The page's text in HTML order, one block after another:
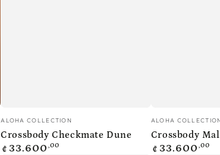
Checkmate
Dune
Vendedor:
ALOHA COLLECTION
Crossbody Checkmate Dune
Precio
₡ 33.600 ,00
Malu
Vendedor:
ALOHA
Crossbody
Precio
₡ 33.600 ,00